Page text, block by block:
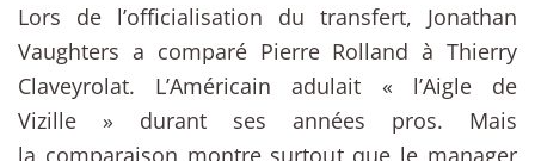
Lors de l’officialisation du transfert, Jonathan
Vaughters a comparé Pierre Rolland à Thierry
Claveyrolat. L’Américain adulait « l’Aigle de
Vizille » durant ses années pros. Mais
la comparaison montre surtout que le manager